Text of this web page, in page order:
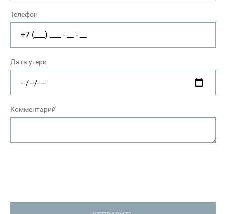
Телефон
Дата утери
Комментарий